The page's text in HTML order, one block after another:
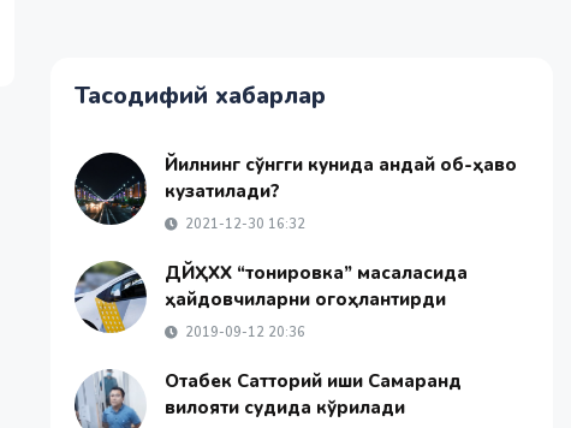
Тасодифий хабарлар
Йилнинг сўнгги кунида қандай об-ҳаво
кузатилади?
2021-12-30 16:32
ДЙҲХХ “тонировка” масаласида
ҳайдовчиларни огоҳлантирди
2019-09-12 20:36
Отабек Сатторий иши Самарқанд
вилояти судида кўрилади